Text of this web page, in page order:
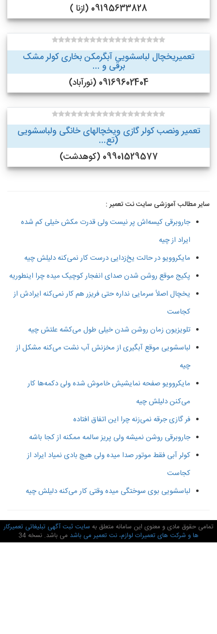
09195633828 (ازنا )
تعمیریخچال لباسشویی آبگرمکن بخاری کولر مشک
برقی و ...
09169602404 (نورآباد)
تعمیر ونصب کولر گازی ویخچالهای خانگی ولباسشویی
(تع...
09901529577 (کوهدشت)
سایر مطالب آموزشی سایت نت تعمیر :
جاروبرقی کیسه‌اش پر نیست ولی قدرت مکش خیلی کم شده
ایراد از چیه
مایکروویو در حالت یخ‌زدایی درست کار نمی‌کنه دلیلش چیه
پکیج موقع روشن شدن صدای انفجار کوچیک میده چرا اینطوریه
یخچال اصلاً سرمایی نداره حتی فریزر هم کار نمی‌کنه ایرادش از
کجاست
تلویزیون زمان روشن شدن خیلی طول می‌کشه علتش چیه
لباسشویی موقع آبگیری از مخزنش آب نشت می‌کنه مشکل از
چیه
مایکروویو صفحه نمایشیش خاموش شده ولی دکمه‌ها کار
می‌کنن دلیلش چیه
فر گازی جرقه نمی‌زنه چرا این اتفاق افتاده
جاروبرقی روشن نمیشه ولی پریز سالمه ممکنه از کجا باشه
کولر آبی فقط موتور صدا میده ولی هیچ بادی نمیاد ایراد از
کجاست
لباسشویی بوی سوختگی میده وقتی کار می‌کنه دلیلش چیه
حقوق مادی و معنوی این سامانه متعلق به سایت ثبت آگهی تبلیغاتی تعمیرکار
ها و شرکت های تعمیرات لوازم، نت تعمیر می باشدمی باشد. نسخه 34